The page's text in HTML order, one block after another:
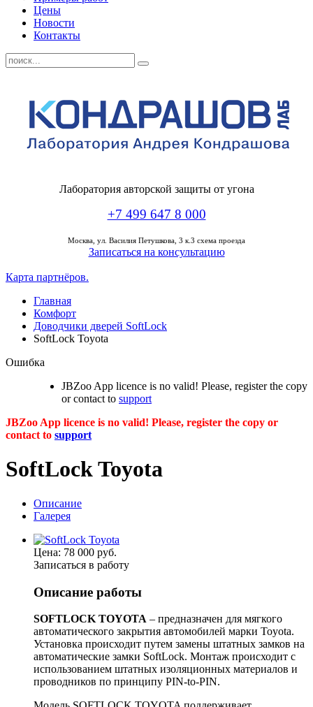
Цены
Новости
Контакты
Лаборатория авторской защиты от угона
+7 499 647 8 000
Москва, ул. Василия Петушкова, 3 к.3 схема проезда
Записаться на консультацию
Карта партнёров.
Главная
Комфорт
Доводчики дверей SoftLock
SoftLock Toyota
Ошибка
JBZoo App licence is no valid! Please, register the copy
or contact to support
JBZoo App licence is no valid! Please, register the copy or
contact to support
SoftLock Toyota
Описание
Галерея
Цена: 78 000 руб.
Записаться в работу
Описание работы
SOFTLOCK TOYOTA – предназначен для мягкого
автоматического закрытия автомобилей марки Toyota.
Установка происходит путем замены штатных замков на
автоматические замки SoftLock. Монтаж происходит с
использованием штатных изоляционных материалов и
проводников по принципу PIN-to-PIN.